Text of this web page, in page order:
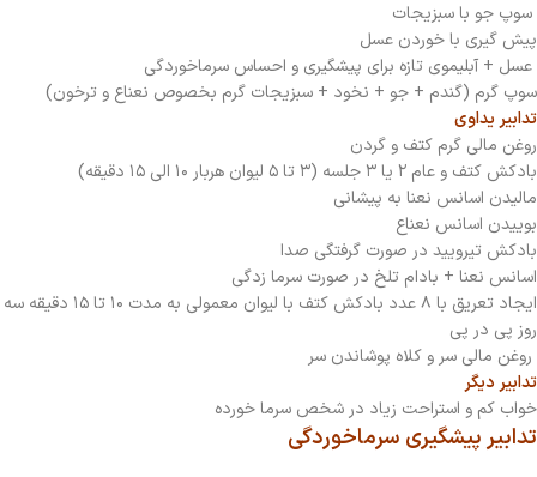
سوپ جو با سبزیجات
پیش گیری با خوردن عسل
عسل + آبلیموی تازه برای پیشگیری و احساس سرماخوردگی
سوپ گرم (گندم + جو + نخود + سبزیجات گرم بخصوص نعناع و ترخون)
تدابیر یداوی
روغن مالی گرم کتف و گردن
بادکش کتف و عام ۲ یا ۳ جلسه (۳ تا ۵ لیوان هربار ۱۰ الی ۱۵ دقیقه)
مالیدن اسانس نعنا به پیشانی
بوییدن اسانس نعناع
بادکش تیرویید در صورت گرفتگی صدا
اسانس نعنا + بادام تلخ در صورت سرما زدگی
ایجاد تعریق با ۸ عدد بادکش کتف با لیوان معمولی به مدت ۱۰ تا ۱۵ دقیقه سه
روز پی در پی
روغن مالی سر و کلاه پوشاندن سر
تدابیر دیگر
خواب کم و استراحت زیاد در شخص سرما خورده
تدابیر پیشگیری سرماخوردگی